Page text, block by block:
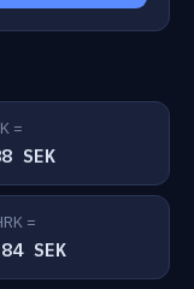
=
SEK
=
SEK